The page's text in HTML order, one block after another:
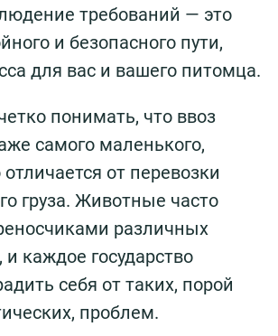
требований — это
и безопасного пути,
для вас и вашего питомца.
понимать, что ввоз
самого маленького,
от перевозки
груза. Животные часто
различных
каждое государство
себя от таких, порой
проблем.